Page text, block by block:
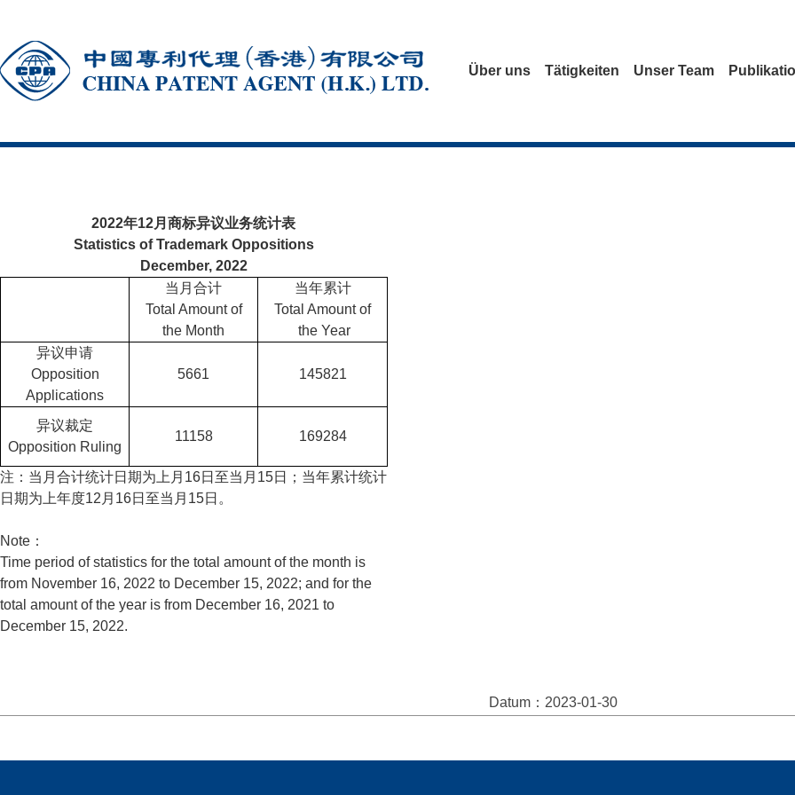
Über uns Tätigkeiten Unser Team
2022年12月商标异议业务统计表
Statistics of Trademark Oppositions
December, 2022
当月合计
Total Amount of
the Month
当年累计
Total Amount of
the Year
异议申请
Opposition
Applications
5661 145821
异议裁定
Opposition Ruling
11158 169284
注：当月合计统计日期为上月16日至当月15日；当年累计统计
日期为上年度12月16日至当月15日。
Note：
Time period of statistics for the total amount of the month is
from November 16, 2022 to December 15, 2022; and for the
total amount of the year is from December 16, 2021 to
December 15, 2022.
Datum：2023-01-30